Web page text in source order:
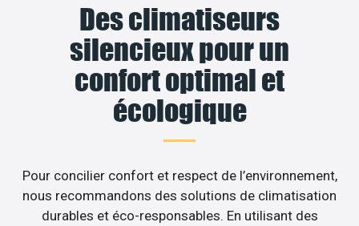
Des climatiseurs
silencieux pour un
confort optimal et
écologique
Pour concilier confort et respect de l’environnement,
nous recommandons des solutions de climatisation
durables et éco-responsables. En utilisant des